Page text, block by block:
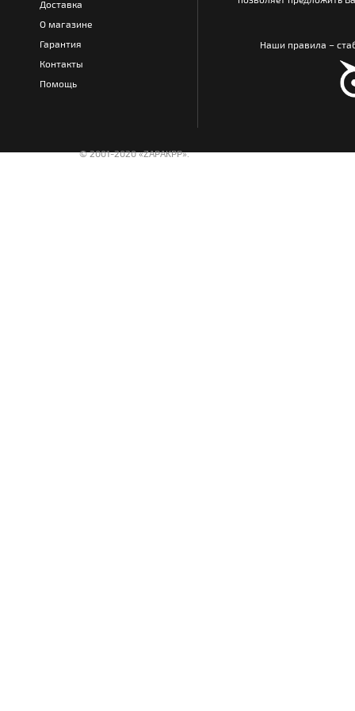
Доставка
О магазине
Гарантия
Контакты
Помощь
Наши правила –
© 2001-2020 «ZAPAKPP».